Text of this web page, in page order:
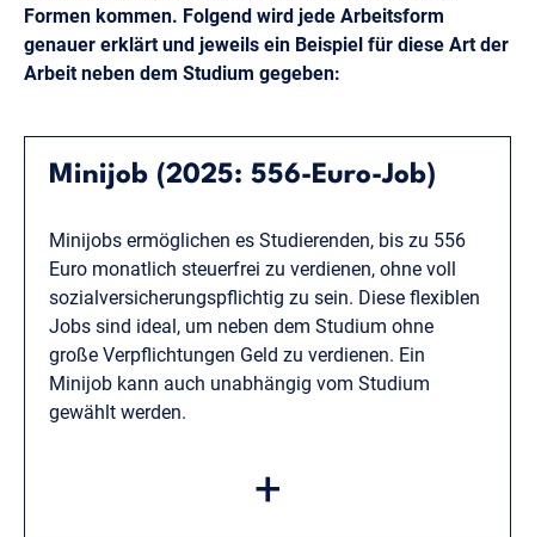
Formen kommen. Folgend wird jede Arbeitsform
genauer erklärt und jeweils ein Beispiel für diese Art der
Arbeit neben dem Studium gegeben:
Minijob (2025: 556-Euro-Job)
Minijobs ermöglichen es Studierenden, bis zu 556
Euro monatlich steuerfrei zu verdienen, ohne voll
sozialversicherungspflichtig zu sein. Diese flexiblen
Jobs sind ideal, um neben dem Studium ohne
große Verpflichtungen Geld zu verdienen. Ein
Minijob kann auch unabhängig vom Studium
gewählt werden.
neben dem Studium an Wochenenden in einer
+